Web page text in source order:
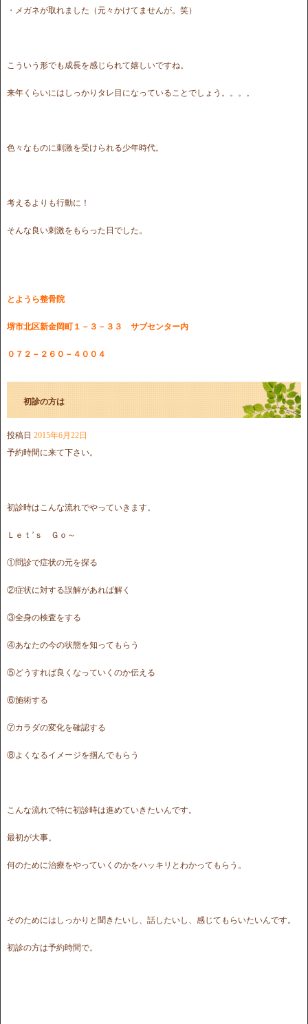
・メガネが取れました（元々かけてませんが。笑）
こういう形でも成長を感じられて嬉しいですね。
来年くらいにはしっかりタレ目になっていることでしょう。。。。
色々なものに刺激を受けられる少年時代。
考えるよりも行動に！
そんな良い刺激をもらった日でした。
とようら整骨院
堺市北区新金岡町１－３－３３ サブセンター内
０７２－２６０－４００４
初診の方は
投稿日 2015年6月22日
予約時間に来て下さい。
初診時はこんな流れでやっていきます。
Ｌｅｔ’ｓ Ｇｏ～
①問診で症状の元を探る
②症状に対する誤解があれば解く
③全身の検査をする
④あなたの今の状態を知ってもらう
⑤どうすれば良くなっていくのか伝える
⑥施術する
⑦カラダの変化を確認する
⑧よくなるイメージを掴んでもらう
こんな流れで特に初診時は進めていきたいんです。
最初が大事。
何のために治療をやっていくのかをハッキリとわかってもらう。
そのためにはしっかりと聞きたいし、話したいし、感じてもらいたいんです。
初診の方は予約時間で。